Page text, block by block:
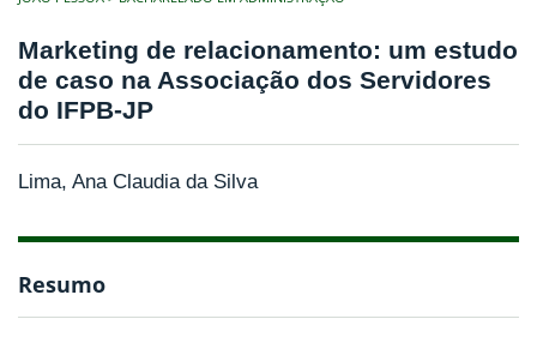
Marketing de relacionamento: um estudo
de caso na Associação dos Servidores
do IFPB-JP
Lima, Ana Claudia da Silva
Resumo